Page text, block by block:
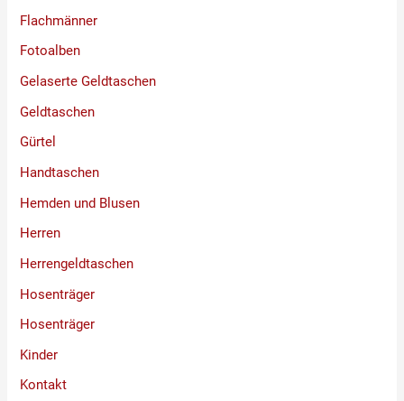
Flachmänner
Fotoalben
Gelaserte Geldtaschen
Geldtaschen
Gürtel
Handtaschen
Hemden und Blusen
Herren
Herrengeldtaschen
Hosenträger
Hosenträger
Kinder
Kontakt